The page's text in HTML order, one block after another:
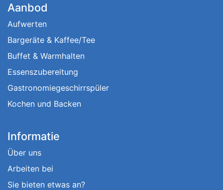
Aanbod
Aufwerten
Bargeräte & Kaffee/Tee
Buffet & Warmhalten
Essenszubereitung
Gastronomiegeschirrspüler
Kochen und Backen
Informatie
Über uns
Arbeiten bei
Sie bieten etwas an?